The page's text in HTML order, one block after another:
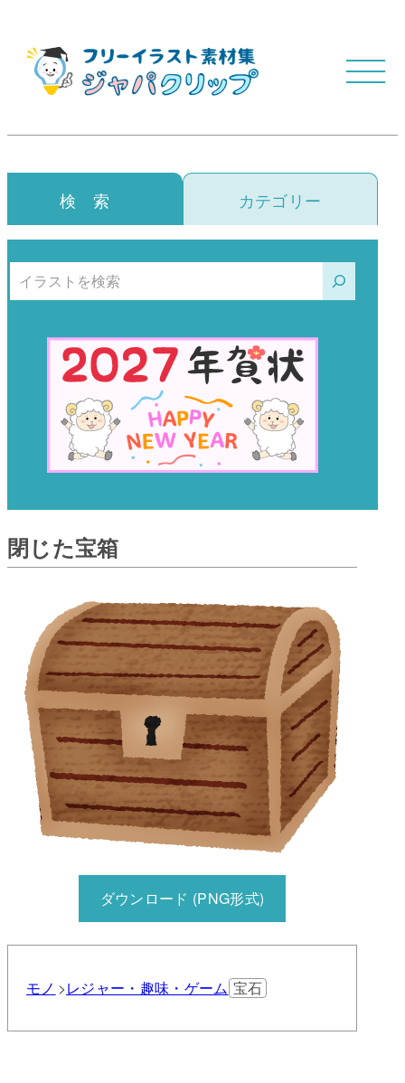
検 索 カテゴリー
検索
閉じた宝箱
ダウンロード (PNG形式)
モノ レジャー・趣味・ゲーム 宝石